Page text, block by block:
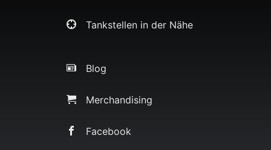
Tankstellen in der Nähe
Blog
Merchandising
Facebook